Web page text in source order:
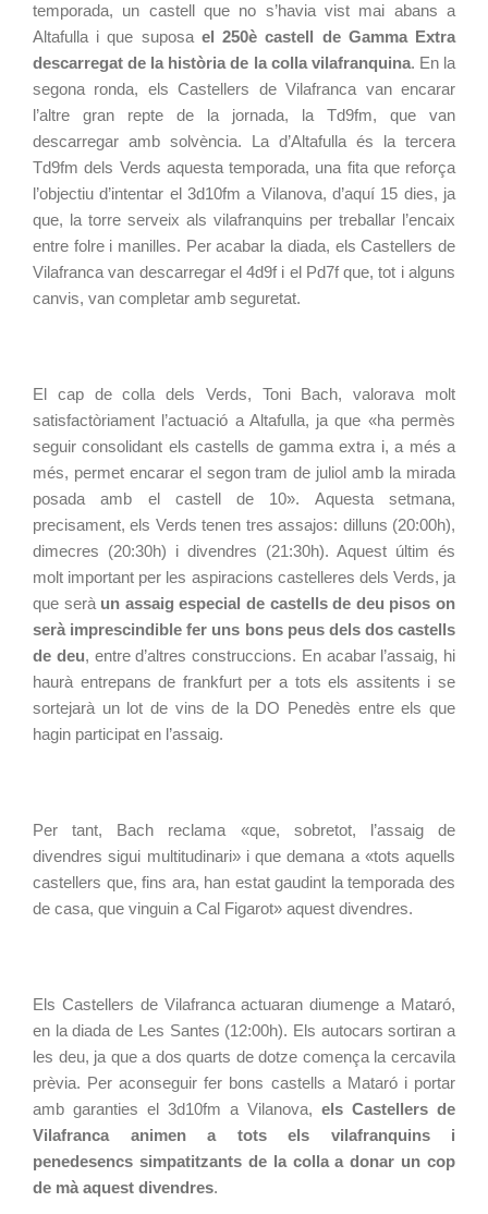
temporada, un castell que no s’havia vist mai abans a
Altafulla i que suposa el 250è castell de Gamma Extra
descarregat de la història de la colla vilafranquina. En la
segona ronda, els Castellers de Vilafranca van encarar
l’altre gran repte de la jornada, la Td9fm, que van
descarregar amb solvència. La d’Altafulla és la tercera
Td9fm dels Verds aquesta temporada, una fita que reforça
l’objectiu d’intentar el 3d10fm a Vilanova, d’aquí 15 dies, ja
que, la torre serveix als vilafranquins per treballar l’encaix
entre folre i manilles. Per acabar la diada, els Castellers de
Vilafranca van descarregar el 4d9f i el Pd7f que, tot i alguns
canvis, van completar amb seguretat.
El cap de colla dels Verds, Toni Bach, valorava molt
satisfactòriament l’actuació a Altafulla, ja que «ha permès
seguir consolidant els castells de gamma extra i, a més a
més, permet encarar el segon tram de juliol amb la mirada
posada amb el castell de 10». Aquesta setmana,
precisament, els Verds tenen tres assajos: dilluns (20:00h),
dimecres (20:30h) i divendres (21:30h). Aquest últim és
molt important per les aspiracions castelleres dels Verds, ja
que serà un assaig especial de castells de deu pisos on
serà imprescindible fer uns bons peus dels dos castells
de deu, entre d’altres construccions. En acabar l’assaig, hi
haurà entrepans de frankfurt per a tots els assitents i se
sortejarà un lot de vins de la DO Penedès entre els que
hagin participat en l’assaig.
Per tant, Bach reclama «que, sobretot, l’assaig de
divendres sigui multitudinari» i que demana a «tots aquells
castellers que, fins ara, han estat gaudint la temporada des
de casa, que vinguin a Cal Figarot» aquest divendres.
Els Castellers de Vilafranca actuaran diumenge a Mataró,
en la diada de Les Santes (12:00h). Els autocars sortiran a
les deu, ja que a dos quarts de dotze comença la cercavila
prèvia. Per aconseguir fer bons castells a Mataró i portar
amb garanties el 3d10fm a Vilanova, els Castellers de
Vilafranca animen a tots els vilafranquins i
penedesencs simpatitzants de la colla a donar un cop
de mà aquest divendres.